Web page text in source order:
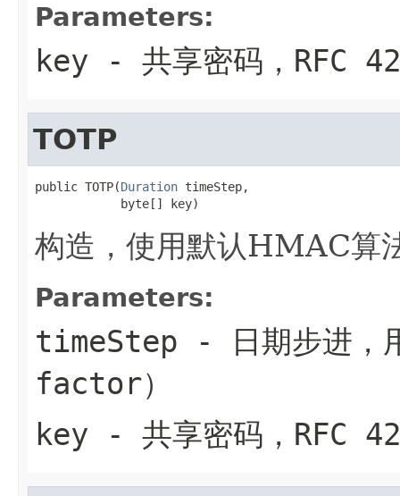
Parameters:
key - 共享密码，RFC
TOTP
public TOTP(Duration timeStep,
            byte[] key)
构造，使用默认HMAC
Parameters:
timeStep - 日期步进，
factor）
key - 共享密码，RFC